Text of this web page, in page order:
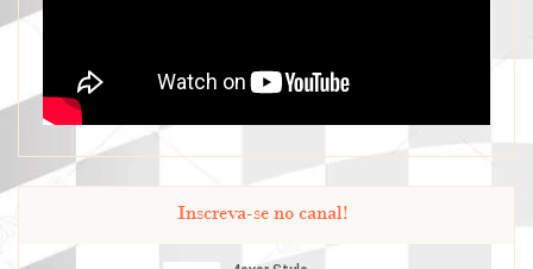
Inscreva-se no canal!